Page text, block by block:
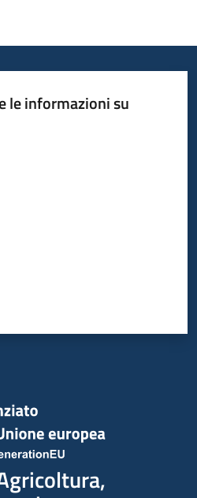
le informazioni su